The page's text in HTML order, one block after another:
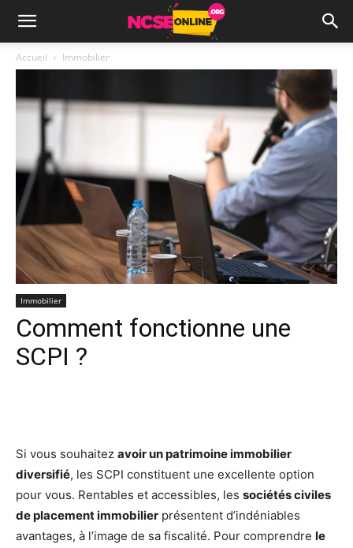
Accueil Immobilier
Immobilier
Comment fonctionne une
SCPI ?
Si vous souhaitez avoir un patrimoine immobilier
diversifié, les SCPI constituent une excellente option
pour vous. Rentables et accessibles, les sociétés civiles
de placement immobilier présentent d’indéniables
avantages, à l’image de sa fiscalité. Pour comprendre le